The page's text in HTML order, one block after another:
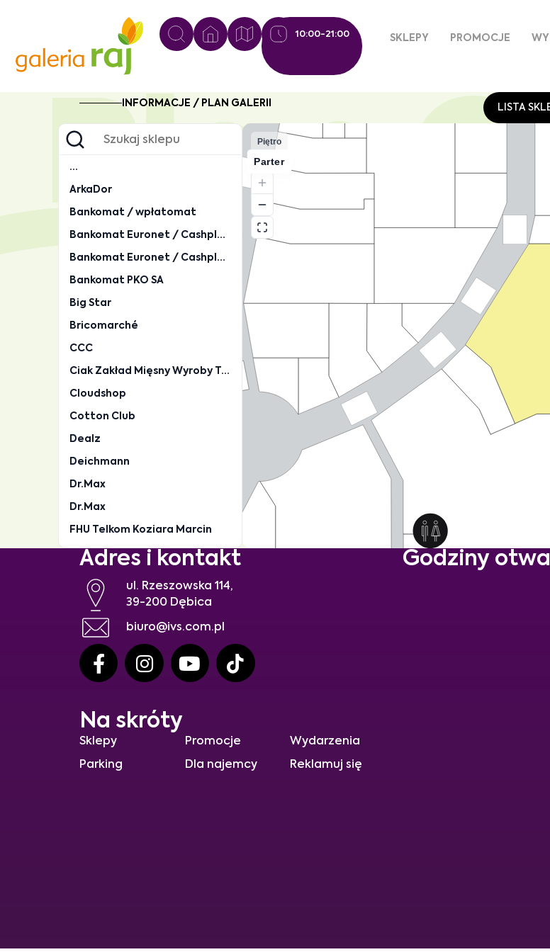
10:00-21:00 SKLEPY PROMOCJE
Plan
INFORMACJE / PLAN GALERII LISTA
Adres i kontakt
ul. Rzeszowska 114,
39-200 Dębica
biuro@ivs.com.pl
Na skróty
Sklepy Promocje Wydarzenia
Parking Dla najemcy Reklamuj się
Godziny